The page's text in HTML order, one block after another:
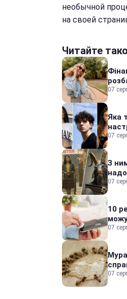
необычной
на своей
Читайте
07
Яка
07
З
07
10
07
07